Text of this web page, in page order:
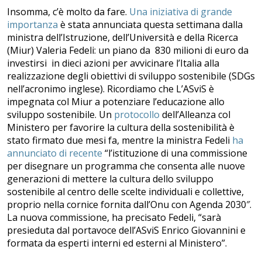
Insomma, c’è molto da fare. Una iniziativa di grande
importanza è stata annunciata questa settimana dalla
ministra dell’Istruzione, dell’Università e della Ricerca
(Miur) Valeria Fedeli: un piano da 830 milioni di euro da
investirsi in dieci azioni per avvicinare l’Italia alla
realizzazione degli obiettivi di sviluppo sostenibile (SDGs
nell’acronimo inglese). Ricordiamo che L’ASviS è
impegnata col Miur a potenziare l’educazione allo
sviluppo sostenibile. Un protocollo dell’Alleanza col
Ministero per favorire la cultura della sostenibilità è
stato firmato due mesi fa, mentre la ministra Fedeli ha
annunciato di recente “l’istituzione di una commissione
per disegnare un programma che consenta alle nuove
generazioni di mettere la cultura dello sviluppo
sostenibile al centro delle scelte individuali e collettive,
proprio nella cornice fornita dall’Onu con Agenda 2030″.
La nuova commissione, ha precisato Fedeli, “sarà
presieduta dal portavoce dell’ASviS Enrico Giovannini e
formata da esperti interni ed esterni al Ministero”.